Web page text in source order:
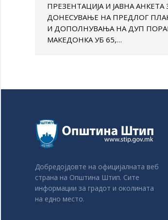
ПРЕЗЕНТАЦИЈА И ЈАВНА АНКЕТА
ДОНЕСУВАЊЕ НА ПРЕДЛОГ
И ДОПОЛНУВАЊА НА ДУП
МАКЕДОНКА УБ 65,…
Добредојдовте на официјалната веб
страна на Општина Штип. Сите
информации за градот и околината
на едно место.